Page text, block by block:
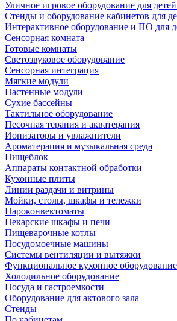
Уличное игровое оборудование для
Стенды и оборудование кабинетов для
Интерактивное оборудование и ПО для
Сенсорная комната
Готовые комнаты
Светозвуковое оборудование
Сенсорная интеграция
Мягкие модули
Настенные модули
Сухие бассейны
Тактильное оборудование
Песочная терапия и акватерапия
Ионизаторы и увлажнители
Ароматерапия и музыкальная среда
Пищеблок
Аппараты контактной обработки
Кухонные плиты
Линии раздачи и витрины
Мойки, столы, шкафы и тележки
Пароконвектоматы
Пекарские шкафы и печи
Пищеварочные котлы
Посудомоечные машины
Системы вентиляции и вытяжки
Функциональное кухонное оборудование
Холодильное оборудование
Посуда и гастроемкости
Оборудование для актового зала
Стенды